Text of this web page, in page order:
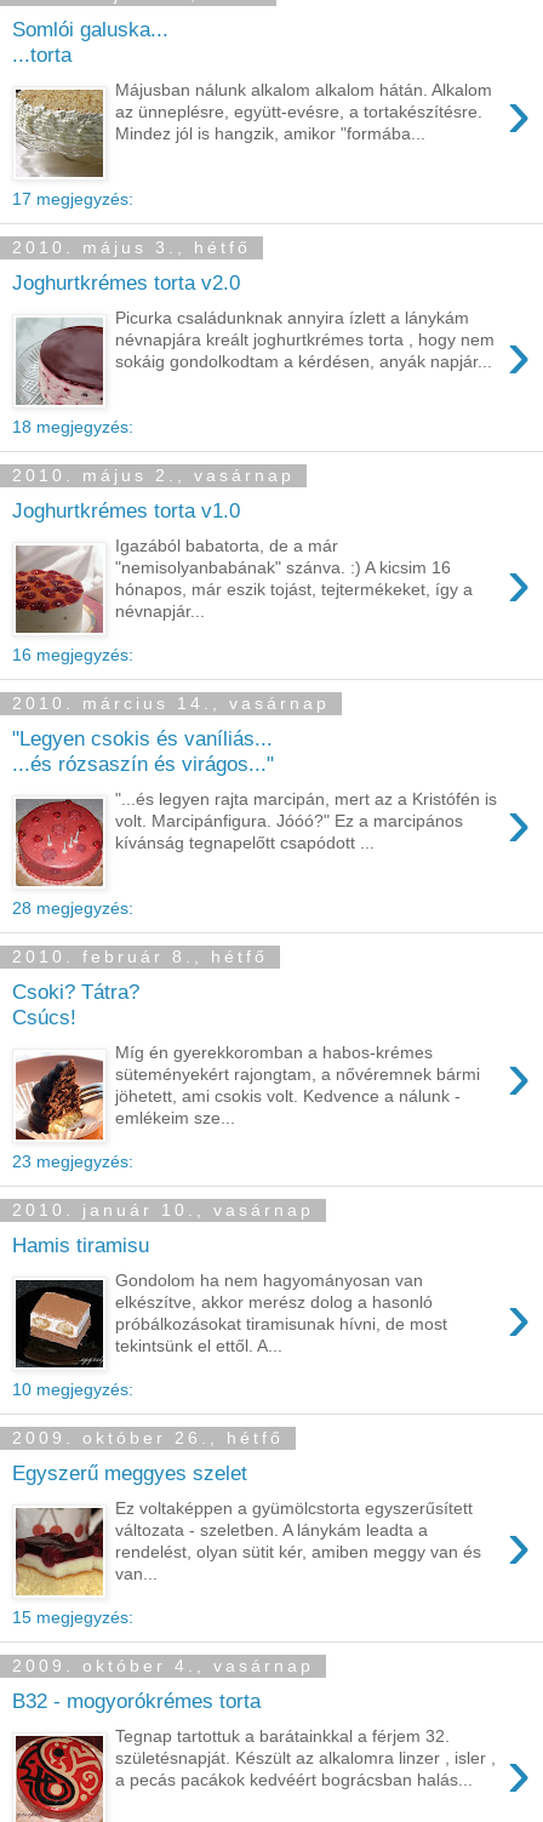
Somlói galuska...
...torta
›
Májusban nálunk alkalom alkalom hátán. Alkalom
az ünneplésre, együtt-evésre, a tortakészítésre.
Mindez jól is hangzik, amikor "formába...
17 megjegyzés:
2010. május 3., hétfő
Joghurtkrémes torta v2.0
›
Picurka családunknak annyira ízlett a lánykám
névnapjára kreált joghurtkrémes torta , hogy nem
sokáig gondolkodtam a kérdésen, anyák napjár...
18 megjegyzés:
2010. május 2., vasárnap
Joghurtkrémes torta v1.0
›
Igazából babatorta, de a már
"nemisolyanbabának" szánva. :) A kicsim 16
hónapos, már eszik tojást, tejtermékeket, így a
névnapjár...
16 megjegyzés:
2010. március 14., vasárnap
"Legyen csokis és vaníliás...
...és rózsaszín és virágos..."
›
"...és legyen rajta marcipán, mert az a Kristófén is
volt. Marcipánfigura. Jóóó?" Ez a marcipános
kívánság tegnapelőtt csapódott ...
28 megjegyzés:
2010. február 8., hétfő
Csoki? Tátra?
Csúcs!
›
Míg én gyerekkoromban a habos-krémes
süteményekért rajongtam, a nővéremnek bármi
jöhetett, ami csokis volt. Kedvence a nálunk -
emlékeim sze...
23 megjegyzés:
2010. január 10., vasárnap
Hamis tiramisu
›
Gondolom ha nem hagyományosan van
elkészítve, akkor merész dolog a hasonló
próbálkozásokat tiramisunak hívni, de most
tekintsünk el ettől. A...
10 megjegyzés:
2009. október 26., hétfő
Egyszerű meggyes szelet
›
Ez voltaképpen a gyümölcstorta egyszerűsített
változata - szeletben. A lánykám leadta a
rendelést, olyan sütit kér, amiben meggy van és
van...
15 megjegyzés:
2009. október 4., vasárnap
B32 - mogyorókrémes torta
›
Tegnap tartottuk a barátainkkal a férjem 32.
születésnapját. Készült az alkalomra linzer , isler ,
a pecás pacákok kedvéért bográcsban halás...